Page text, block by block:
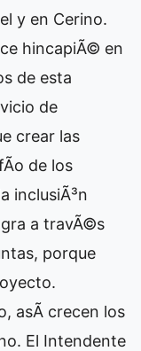
y en Cerino.
hincapiÃ© en
de esta
de
crear las
de los
inclusiÃ³n
a travÃ©s
porque
asÃ­ crecen los
El Intendente